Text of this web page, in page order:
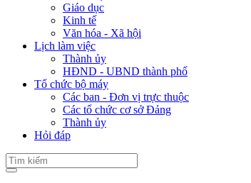
Giáo dục
Kinh tế
Văn hóa - Xã hội
Lịch làm việc
Thành ủy
HĐND - UBND thành phố
Tổ chức bộ máy
Các ban - Đơn vị trực thuộc
Các tổ chức cơ sở Đảng
Thành ủy
Hỏi đáp